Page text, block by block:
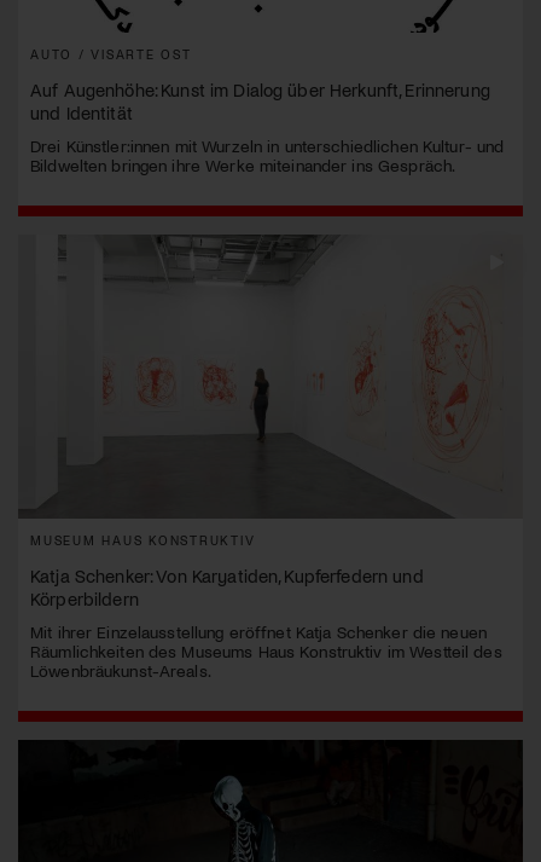
AUTO / VISARTE OST
Auf Augenhöhe: Kunst im Dialog über Herkunft, Erinnerung
und Identität
Drei Künstler:innen mit Wurzeln in unterschiedlichen Kultur- und
Bildwelten bringen ihre Werke miteinander ins Gespräch.
MUSEUM HAUS KONSTRUKTIV
Katja Schenker: Von Karyatiden, Kupferfedern und
Körperbildern
Mit ihrer Einzelausstellung eröffnet Katja Schenker die neuen
Räumlichkeiten des Museums Haus Konstruktiv im Westteil des
Löwenbräukunst-Areals.